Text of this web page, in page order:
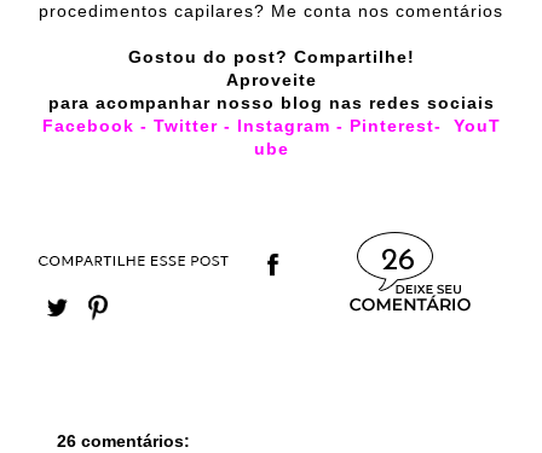
procedimentos capilares? Me conta nos comentários
Gostou do post? Compartilhe!
Aproveite
para acompanhar nosso blog nas redes sociais
Facebook - Twitter- Instagram - Pinterest-
YouT
ube
26
26 comentários: